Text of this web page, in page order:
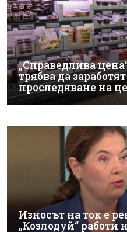
„Справедлива
трябва да
проследяване на
Износът на ток е
„Козлодуй“